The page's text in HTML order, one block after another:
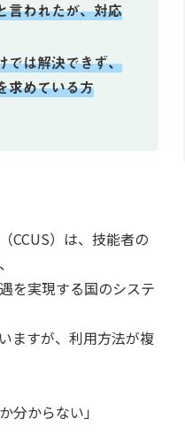
言われたが、対応
では解決できず、
求めている方
CCUS）は、技能者の
を実現する国のシステ
ますが、利用方法が複
分からない」